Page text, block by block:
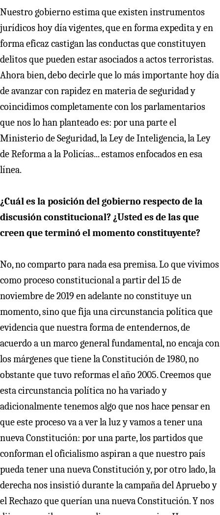
Nuestro gobierno estima que existen instrumentos
jurídicos hoy día vigentes, que en forma expedita y en
forma eficaz castigan las conductas que constituyen
delitos que pueden estar asociados a actos terroristas.
Ahora bien, debo decirle que lo más importante hoy día
de avanzar con rapidez en materia de seguridad y
coincidimos completamente con los parlamentarios
que nos lo han planteado es: por una parte el
Ministerio de Seguridad, la Ley de Inteligencia, la Ley
de Reforma a la Policías... estamos enfocados en esa
línea.
¿Cuál es la posición del gobierno respecto de la
discusión constitucional? ¿Usted es de las que
creen que terminó el momento constituyente?
No, no comparto para nada esa premisa. Lo que vivimos
como proceso constitucional a partir del 15 de
noviembre de 2019 en adelante no constituye un
momento, sino que fija una circunstancia política que
evidencia que nuestra forma de entendernos, de
acuerdo a un marco general fundamental, no encaja con
los márgenes que tiene la Constitución de 1980, no
obstante que tuvo reformas el año 2005. Creemos que
esta circunstancia política no ha variado y
adicionalmente tenemos algo que nos hace pensar en
que este proceso va a ver la luz y vamos a tener una
nueva Constitución: por una parte, los partidos que
conforman el oficialismo aspiran a que nuestro país
pueda tener una nueva Constitución y, por otro lado, la
derecha nos insistió durante la campaña del Apruebo y
el Rechazo que querían una nueva Constitución. Y nos